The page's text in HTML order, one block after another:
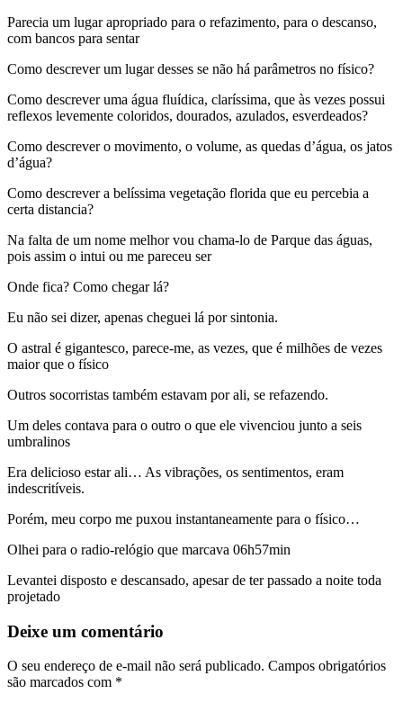
Parecia um lugar apropriado para o refazimento, para o descanso,
com bancos para sentar
Como descrever um lugar desses se não há parâmetros no físico?
Como descrever uma água fluídica, claríssima, que às vezes possui
reflexos levemente coloridos, dourados, azulados, esverdeados?
Como descrever o movimento, o volume, as quedas d’água, os jatos
d’água?
Como descrever a belíssima vegetação florida que eu percebia a
certa distancia?
Na falta de um nome melhor vou chama-lo de Parque das águas,
pois assim o intui ou me pareceu ser
Onde fica? Como chegar lá?
Eu não sei dizer, apenas cheguei lá por sintonia.
O astral é gigantesco, parece-me, as vezes, que é milhões de vezes
maior que o físico
Outros socorristas também estavam por ali, se refazendo.
Um deles contava para o outro o que ele vivenciou junto a seis
umbralinos
Era delicioso estar ali… As vibrações, os sentimentos, eram
indescritíveis.
Porém, meu corpo me puxou instantaneamente para o físico…
Olhei para o radio-relógio que marcava 06h57min
Levantei disposto e descansado, apesar de ter passado a noite toda
projetado
Deixe um comentário
O seu endereço de e-mail não será publicado. Campos obrigatórios
são marcados com *